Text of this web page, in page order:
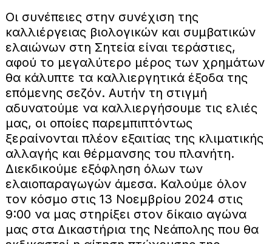
Οι συνέπειες στην συνέχιση της
καλλιέργειας βιολογικών και συμβατικών
ελαιώνων στη Σητεία είναι τεράστιες,
αφού το μεγαλύτερο μέρος των χρημάτων
θα κάλυπτε τα καλλιεργητικά έξοδα της
επόμενης σεζόν. Αυτήν τη στιγμή
αδυνατούμε να καλλιεργήσουμε τις ελιές
μας, οι οποίες παρεμπιπτόντως
ξεραίνονται πλέον εξαιτίας της κλιματικής
αλλαγής και θέρμανσης του πλανήτη.
Διεκδικούμε εξόφληση όλων των
ελαιοπαραγωγών άμεσα. Καλούμε όλον
τον κόσμο στις 13 Νοεμβρίου 2024 στις
9:00 να μας στηρίξει στον δίκαιο αγώνα
μας στα Δικαστήρια της Νεάπολης που θα